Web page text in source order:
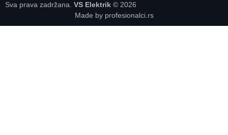
Sva prava zadržana. VS Elektrik © 2026
Made by profesionalci.rs